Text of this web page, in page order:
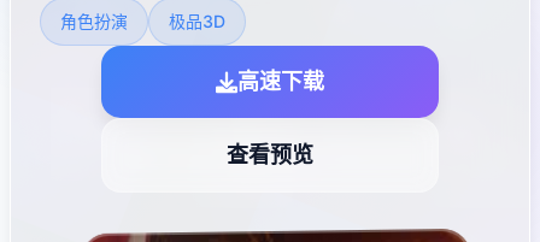
角色扮演 极品3D
高速下载
查看预览